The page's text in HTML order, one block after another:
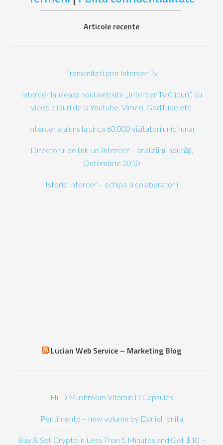
Articole recente
Transmiteti prin Intercer Tv
Intercer lanseaza noul website „Intercer Tv Clipuri”, cu
video clipuri de la Youtube, Vimeo, GodTube etc.
Intercer a ajuns la circa 60,000 vizitatori unici lunar
Directorul de link-uri Intercer – analiză și noutăți,
Octombrie 2010
Istoric Intercer – echipa si colaboratorii
Lucian Web Service – Marketing Blog
Hi-D Mushroom Vitamin D Capsules
Pentimento – new volume by Daniel Ionita
Buy & Sell Crypto in Less Than 5 Minutes and Get $10 –